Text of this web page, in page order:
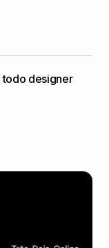
todo designer